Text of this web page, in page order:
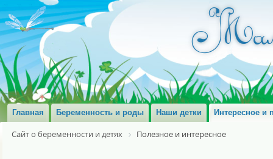
Главная Беременность и роды Наши детки Интересное и
Сайт о беременности и детях Полезное и интересное